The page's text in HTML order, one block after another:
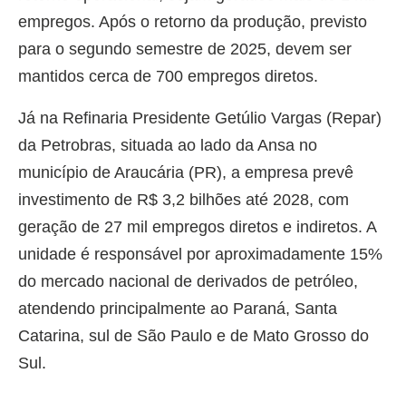
empregos. Após o retorno da produção, previsto
para o segundo semestre de 2025, devem ser
mantidos cerca de 700 empregos diretos.
Já na Refinaria Presidente Getúlio Vargas (Repar)
da Petrobras, situada ao lado da Ansa no
município de Araucária (PR), a empresa prevê
investimento de R$ 3,2 bilhões até 2028, com
geração de 27 mil empregos diretos e indiretos. A
unidade é responsável por aproximadamente 15%
do mercado nacional de derivados de petróleo,
atendendo principalmente ao Paraná, Santa
Catarina, sul de São Paulo e de Mato Grosso do
Sul.